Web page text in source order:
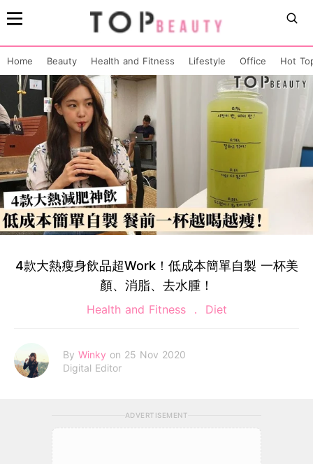
Home Beauty Health and Fitness Lifestyle Office Hot
4款大熱瘦身飲品超Work！低成本簡單自製 一杯美
顏、消脂、去水腫！
Health and Fitness Diet
By Winky on 25 Nov 2020
Digital Editor
ADVERTISEMENT